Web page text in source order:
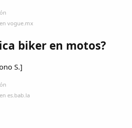
vogue.mx
biker en motos?
S.]
es.bab.la